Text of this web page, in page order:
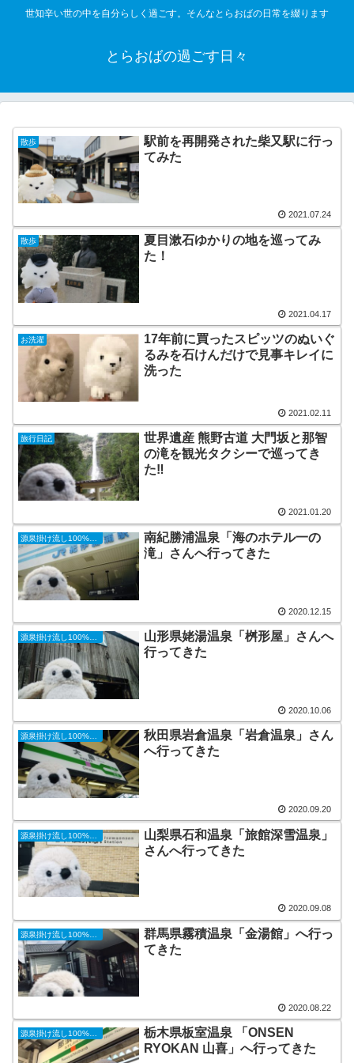
世知辛い世の中を自分らしく過ごす。そんなとらおばの日常を綴ります
とらおばの過ごす日々
散歩
駅前を再開発された柴又駅に行っ
てみた
2021.07.24
散歩
夏目漱石ゆかりの地を巡ってみ
た！
2021.04.17
お洗濯
17年前に買ったスピッツのぬいぐ
るみを石けんだけで見事キレイに
洗った
2021.02.11
旅行日記
世界遺産 熊野古道 大門坂と那智
の滝を観光タクシーで巡ってき
た‼︎
2021.01.20
南紀勝浦温泉「海のホテル一の
滝」さんへ行ってきた
2020.12.15
山形県姥湯温泉「桝形屋」さんへ
行ってきた
2020.10.06
源泉掛け流し100%の温泉巡り
秋田県岩倉温泉「岩倉温泉」さん
へ行ってきた
2020.09.20
山梨県石和温泉「旅館深雪温泉」
さんへ行ってきた
2020.09.08
群馬県霧積温泉「金湯館」へ行っ
てきた
2020.08.22
栃木県板室温泉 「ONSEN
RYOKAN 山喜」へ行ってきた